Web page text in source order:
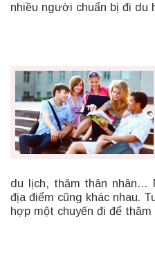
nhiều người chuẩn bị đi du
du lịch, thăm thân nhân…
địa điểm cũng khác nhau.
hợp một chuyến đi để